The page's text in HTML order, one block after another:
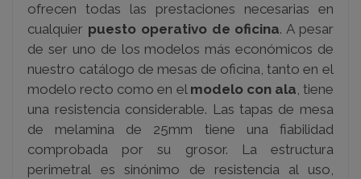
ofrecen todas las prestaciones necesarias en
cualquier puesto operativo de oficina. A pesar
de ser uno de los modelos más económicos de
nuestro catálogo de mesas de oficina, tanto en el
modelo recto como en el modelo con ala, tiene
una resistencia considerable. Las tapas de mesa
de melamina de 25mm tiene una fiabilidad
comprobada por su grosor. La estructura
perimetral es sinónimo de resistencia al uso,